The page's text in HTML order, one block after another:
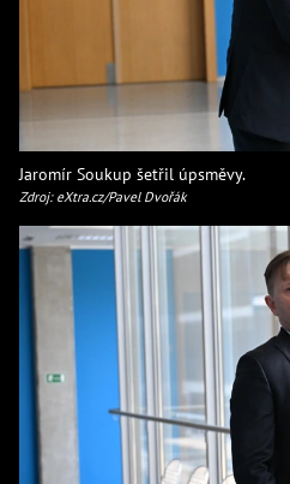
Jaromír Soukup šetřil úpsměvy.
Zdroj: eXtra.cz/Pavel Dvořák